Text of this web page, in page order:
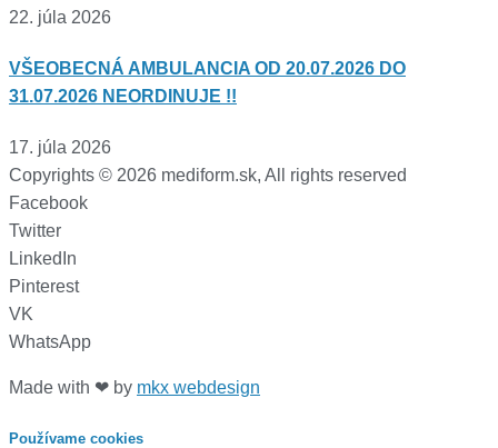
22. júla 2026
VŠEOBECNÁ AMBULANCIA OD 20.07.2026 DO
31.07.2026 NEORDINUJE !!
17. júla 2026
Copyrights © 2026 mediform.sk, All rights reserved​
Facebook
Twitter
LinkedIn
Pinterest
VK
WhatsApp
Made with ❤ by mkx webdesign
Používame cookies